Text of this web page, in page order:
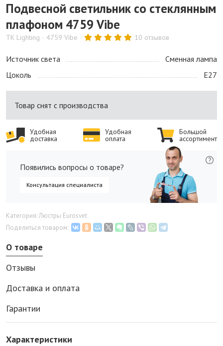
Подвесной светильник со стеклянным
плафоном 4759 Vibe
TK Lighting 4759 Vibe 10 отзывов
Источник света
Сменная лампа
Цоколь
E27
Товар снят с производства
Удобная
доставка
Удобная
оплата
Большой
ассортимент
Появились вопросы о товаре?
Консультация специалиста
Категория: Люстры Eurosvet
Поделиться товаром:
О товаре
Отзывы
Доставка и оплата
Гарантии
Характеристики